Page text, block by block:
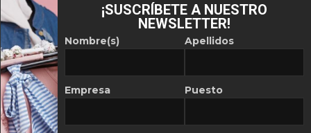
¡SUSCRÍBETE A NUESTRO
NEWSLETTER!
Nombre(s)
Empresa
Apellidos
Puesto